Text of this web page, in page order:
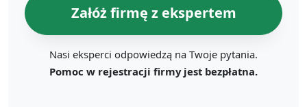
Załóż firmę z ekspertem
Nasi eksperci odpowiedzą na Twoje pytania.
Pomoc w rejestracji firmy jest bezpłatna.